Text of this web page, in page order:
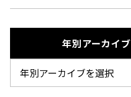
年別アーカイブ